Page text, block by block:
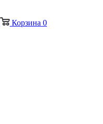
Корзина 0